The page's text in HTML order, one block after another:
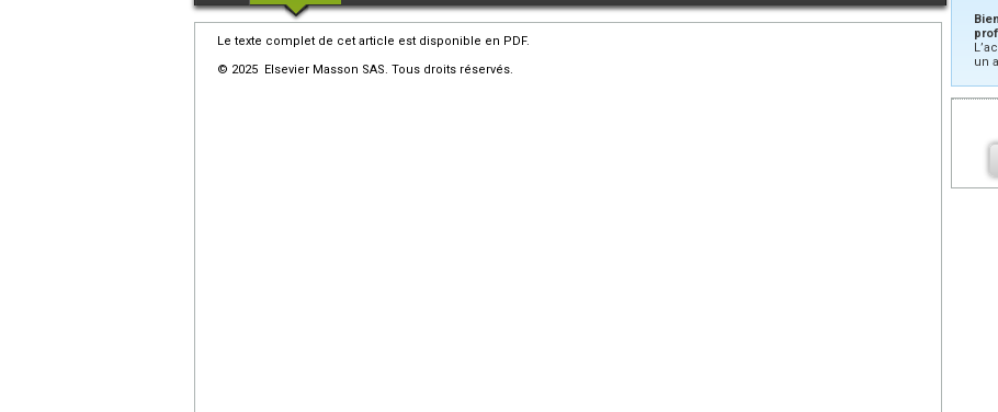
Le texte complet de cet article est disponible en PDF.
© 2025 Elsevier Masson SAS. Tous droits réservés.
un